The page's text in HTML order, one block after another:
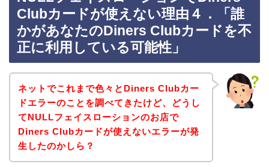
Clubカードが使えない理由４．「誰
かがあなたのDiners Clubカードを不
正に利用している可能性」
ネットでこれまで色々とDiners Clubカー
ドエラーのことを調べてきたけど、どうし
てNULLフェイスローションのお店で
Diners Clubカードが使えないエラーが発
生したのかしら？